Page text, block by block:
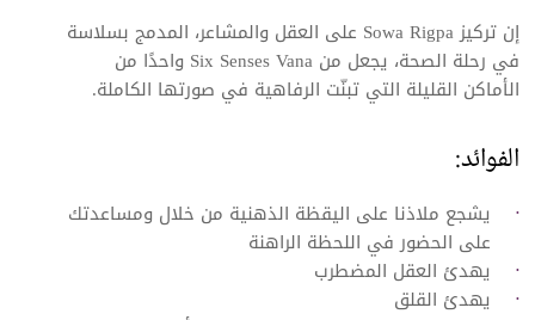
إن تركيز Sowa Rigpa على العقل والمشاعر، المدمج بسلاسة
في رحلة الصحة، يجعل من Six Senses Vana واحدًا من
الأماكن القليلة التي تبنّت الرفاهية في صورتها الكاملة.
الفوائد:
يشجع ملاذنا على اليقظة الذهنية من خلال ومساعدتك
على الحضور في اللحظة الراهنة
يهدئ العقل المضطرب
يهدئ القلق